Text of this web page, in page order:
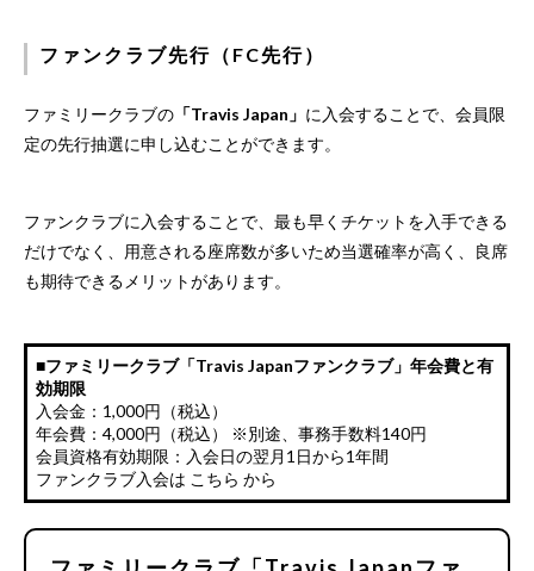
ファンクラブ先行（FC先行）
ファミリークラブの 「Travis Japan」 に入会することで、会員限
定の先行抽選に申し込むことができます。
ファンクラブに入会することで、最も早くチケットを入手できる
だけでなく、用意される座席数が多いため当選確率が高く、良席
も期待できるメリットがあります。
■ファミリークラブ「Travis Japanファンクラブ」年会費と有
効期限
入会金：1,000円（税込）
年会費：4,000円（税込） ※別途、事務手数料140円
会員資格有効期限：入会日の翌月1日から1年間
ファンクラブ入会は こちら から